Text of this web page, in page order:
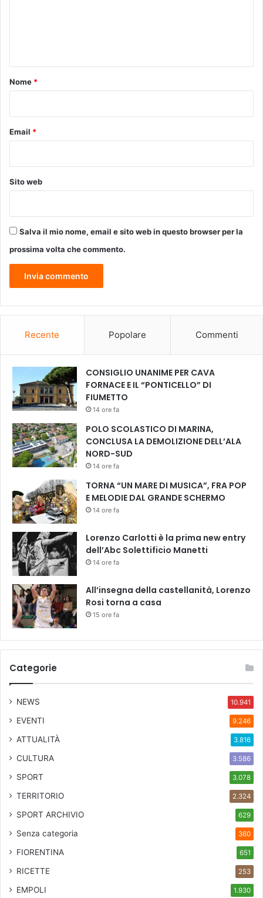
t
p
t
i
i
n
o
n
s
e
e
m
b
e
o
Nome *
Email *
Sito web
Salva il mio nome, email e sito web in questo browser per la
prossima volta che commento.
Recente Popolare Commenti
CONSIGLIO UNANIME PER CAVA
FORNACE E IL “PONTICELLO” DI
FIUMETTO
14 ore fa
POLO SCOLASTICO DI MARINA,
CONCLUSA LA DEMOLIZIONE DELL’ALA
NORD-SUD
14 ore fa
TORNA “UN MARE DI MUSICA”, FRA POP
E MELODIE DAL GRANDE SCHERMO
14 ore fa
Lorenzo Carlotti è la prima new entry
dell’Abc Solettificio Manetti
14 ore fa
All’insegna della castellanità, Lorenzo
Rosi torna a casa
15 ore fa
Categorie
NEWS 10.941
EVENTI 9.246
ATTUALITÀ 3.816
CULTURA 3.586
SPORT 3.078
TERRITORIO 2.324
SPORT ARCHIVIO 629
Senza categoria 360
FIORENTINA 651
RICETTE 253
EMPOLI 1.930